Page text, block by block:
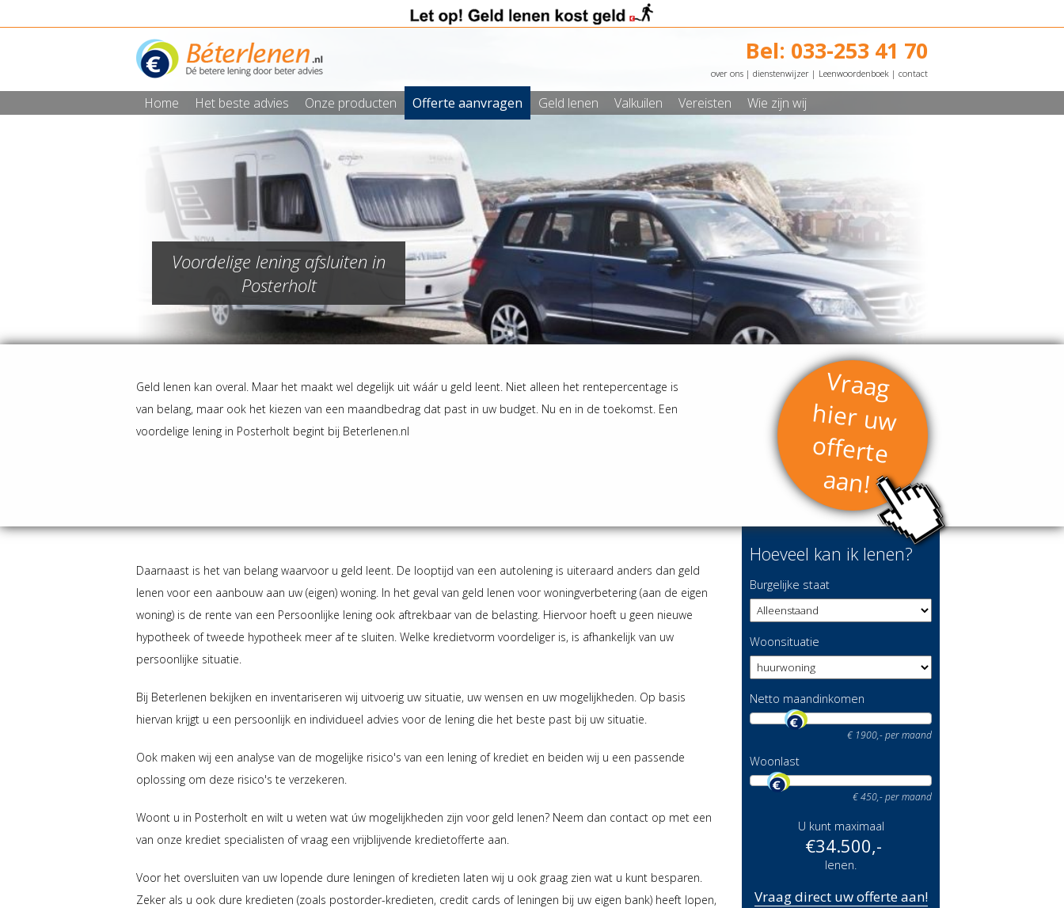
Bel: 033-253 41 70
over ons | dienstenwijzer | Leenwoordenboek | contact
Home Het beste advies Onze producten Offerte aanvragen Geld lenen Valkuilen Vereisten Wie zijn wij
Voordelige lening afsluiten in
Posterholt
Geld lenen kan overal. Maar het maakt wel degelijk uit wáár u geld leent. Niet alleen het rentepercentage is
van belang, maar ook het kiezen van een maandbedrag dat past in uw budget. Nu en in de toekomst. Een
voordelige lening in Posterholt begint bij Beterlenen.nl
Vraag
hier uw
offerte
aan!
Daarnaast is het van belang waarvoor u geld leent. De looptijd van een autolening is uiteraard anders dan geld
lenen voor een aanbouw aan uw (eigen) woning. In het geval van geld lenen voor woningverbetering (aan de eigen
woning) is de rente van een Persoonlijke lening ook aftrekbaar van de belasting. Hiervoor hoeft u geen nieuwe
hypotheek of tweede hypotheek meer af te sluiten. Welke kredietvorm voordeliger is, is afhankelijk van uw
persoonlijke situatie.
Bij Beterlenen bekijken en inventariseren wij uitvoerig uw situatie, uw wensen en uw mogelijkheden. Op basis
hiervan krijgt u een persoonlijk en individueel advies voor de lening die het beste past bij uw situatie.
Ook maken wij een analyse van de mogelijke risico's van een lening of krediet en beiden wij u een passende
oplossing om deze risico's te verzekeren.
Woont u in Posterholt en wilt u weten wat úw mogelijkheden zijn voor geld lenen? Neem dan contact op met een
van onze krediet specialisten of vraag een vrijblijvende kredietofferte aan.
Voor het oversluiten van uw lopende dure leningen of kredieten laten wij u ook graag zien wat u kunt besparen.
Zeker als u ook dure kredieten (zoals postorder-kredieten, credit cards of leningen bij uw eigen bank) heeft lopen,
Hoeveel kan ik lenen?
Burgelijke staat
Woonsituatie
Netto maandinkomen
€ 1900,- per maand
Woonlast
€450,- per maand
U kunt maximaal
€34.500,-
lenen.
Vraag direct uw offerte aan!